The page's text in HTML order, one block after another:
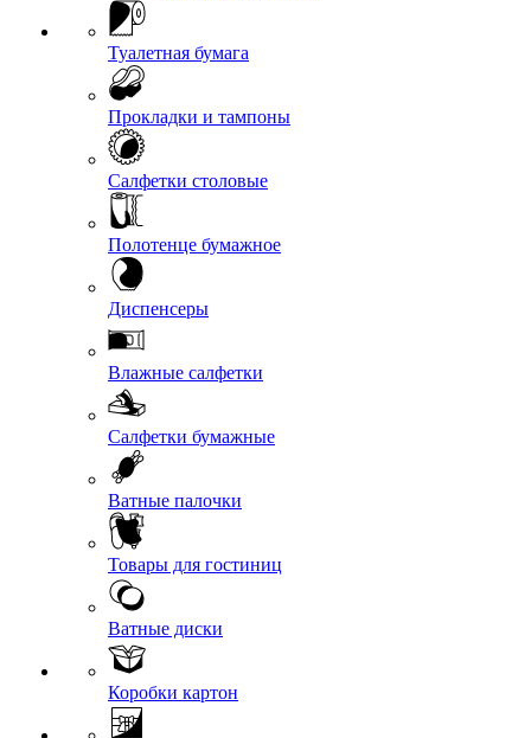
Туалетная бумага
Прокладки и тампоны
Салфетки столовые
Полотенце бумажное
Диспенсеры
Влажные салфетки
Салфетки бумажные
Ватные палочки
Товары для гостиниц
Ватные диски
Коробки картон